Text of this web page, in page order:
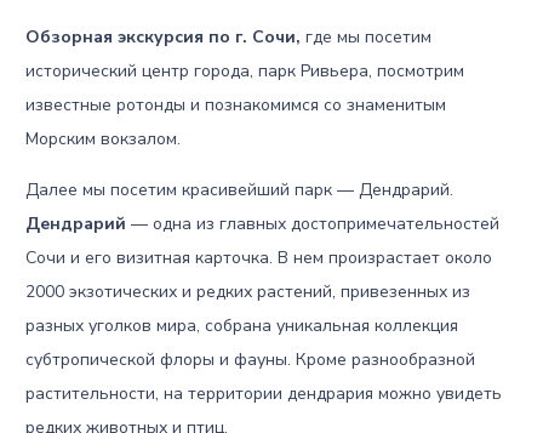
Обзорная экскурсия по г. Сочи, где мы посетим
исторический центр города, парк Ривьера, посмотрим
известные ротонды и познакомимся со знаменитым
Морским вокзалом.
Далее мы посетим красивейший парк — Дендрарий.
Дендрарий — одна из главных достопримечательностей
Сочи и его визитная карточка. В нем произрастает около
2000 экзотических и редких растений, привезенных из
разных уголков мира, собрана уникальная коллекция
субтропической флоры и фауны. Кроме разнообразной
растительности, на территории дендрария можно увидеть
редких животных и птиц.